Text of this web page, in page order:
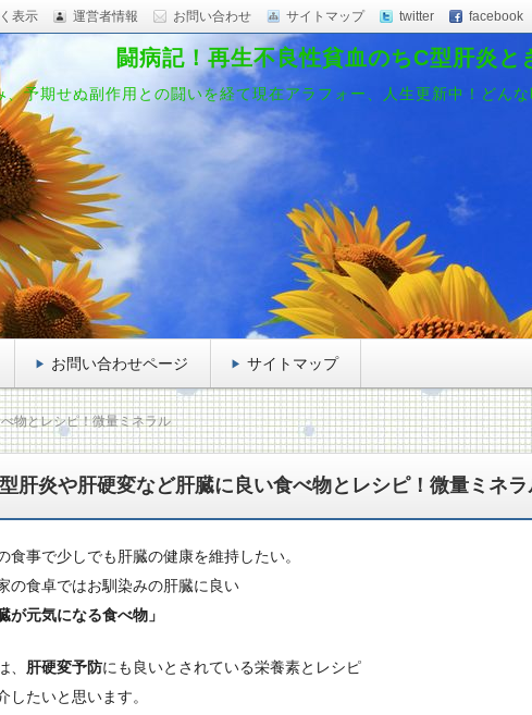
表示 運営者情報 お問い合わせ サイトマップ twitter facebook
闘病記！再生不良性貧血のちC型肝炎と
予期せぬ副作用との闘いを経て現在アラフォー、人生更新中！どん
お問い合わせページ サイトマップ
物とレシピ！微量ミネラル
肝炎や肝硬変など肝臓に良い食べ物とレシピ！微量ミネラ
食事で少しでも肝臓の健康を維持したい。
の食卓ではお馴染みの肝臓に良い
が元気になる食べ物」
、 肝硬変予防にも良いとされている栄養素とレシピ
したいと思います。